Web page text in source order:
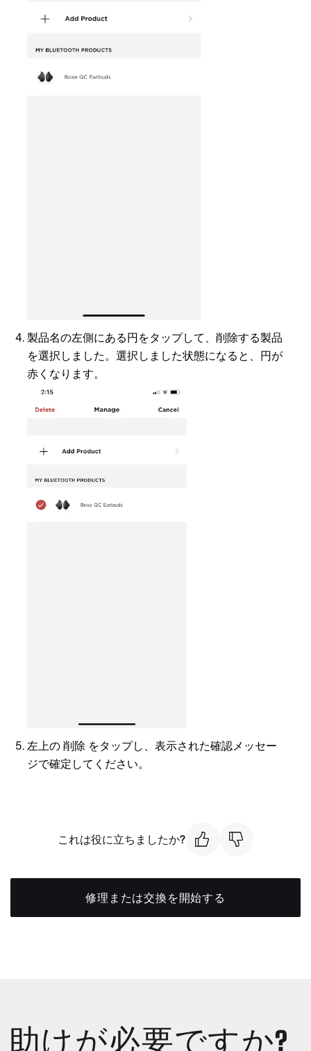
製品名の左側にある円をタップして、削除する製品
を選択しました。選択しました状態になると、円が
赤くなります。
左上の 削除 をタップし、表示された確認メッセー
ジで確定してください。
これは役に立ちましたか?
修理または交換を開始する
助けが必要ですか?